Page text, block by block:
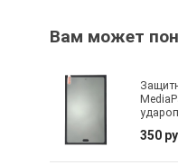
Вам может
350